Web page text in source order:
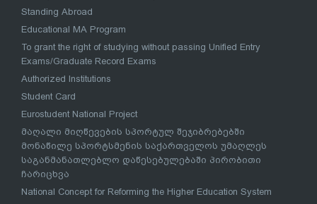
Standing Abroad
Educational MA Program
To grant the right of studying without passing Unified Entry
Exams/Graduate Record Exams
Authorized Institutions
Student Card
Eurostudent National Project
მაღალი მიღწევების სპორტულ შეჯიბრებებში
მონაწილე სპორტსმენის საქართველოს უმაღლეს
საგანმანათლებლო დაწესებულებაში პირობითი
ჩარიცხვა
National Concept for Reforming the Higher Education System